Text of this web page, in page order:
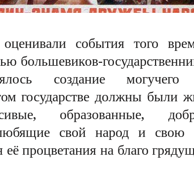
события того
большевиков-
создание могучего
государстве должны были
образованные,
свой народ и свою
процветания на благо